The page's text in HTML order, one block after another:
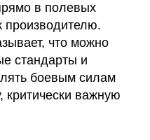
в полевых
производителю.
что можно
стандарты и
боевым силам
критически важную